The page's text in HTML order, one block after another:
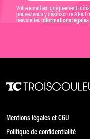
Votre email est uniquement
pouvez vous y désinscrire à tout
newsletter. Informations légales
Mentions légales et CGU
Politique de confidentialité